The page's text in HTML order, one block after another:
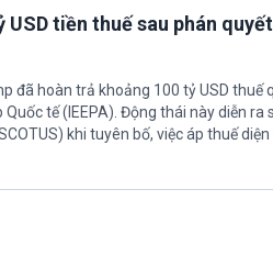
tiền thuế sau phán
đã hoàn trả khoảng 100 tỷ USD thuế
tế (IEEPA). Động thái này diễn ra
khi tuyên bố, việc áp thuế diện